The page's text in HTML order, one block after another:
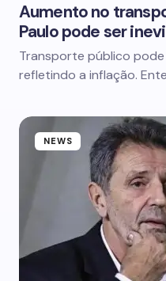
Aumento no
Paulo pode ser
Transporte público
refletindo a inflação.
NEWS